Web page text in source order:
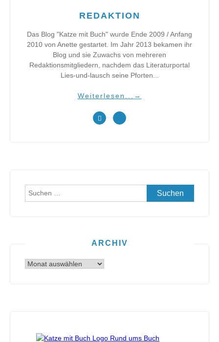
REDAKTION
Das Blog "Katze mit Buch" wurde Ende 2009 / Anfang
2010 von Anette gestartet. Im Jahr 2013 bekamen ihr
Blog und sie Zuwachs von mehreren
Redaktionsmitgliedern, nachdem das Literaturportal
Lies-und-lausch seine Pforten...
Weiterlesen... →
Suchen
ARCHIV
Archiv